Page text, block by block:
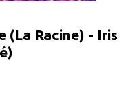
(La Racine) - Iris